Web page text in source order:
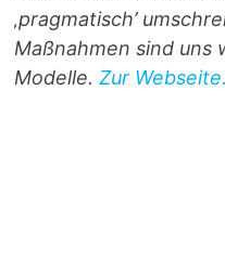
‚pragmatisch’
Maßnahmen sind uns
Modelle.Zur